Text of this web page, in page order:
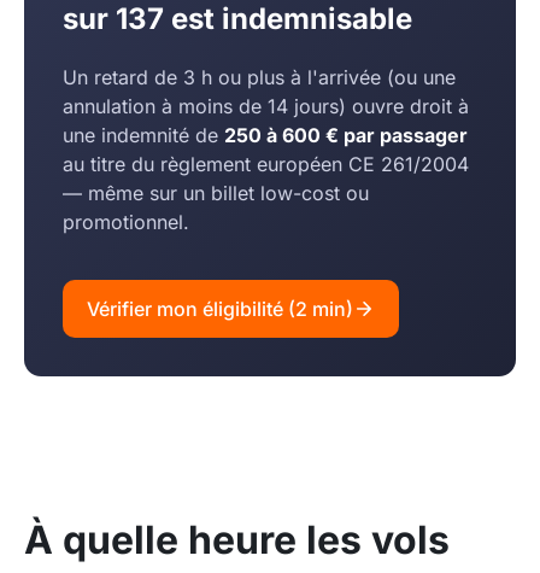
sur 137 est indemnisable
Un retard de 3 h ou plus à l'arrivée (ou une
annulation à moins de 14 jours) ouvre droit à
une indemnité de 250 à 600 € par passager
au titre du règlement européen CE 261/2004
— même sur un billet low-cost ou
promotionnel.
Vérifier mon éligibilité (2 min)
À quelle heure les vols